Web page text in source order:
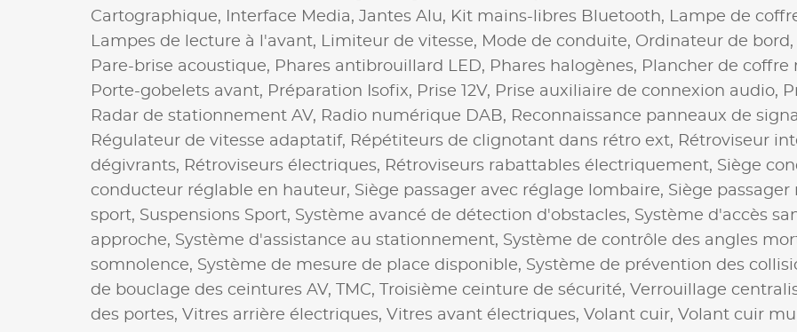
Cartographique,
Interface Media, Jantes Alu, Kit mains-libres Bluetooth, Lampe de
Lampes de lecture à l'avant, Limiteur de vitesse, Mode de conduite, Ordinateur de bord,
Pare-brise acoustique, Phares antibrouillard LED, Phares halogènes, Plancher de coffre
Porte-gobelets avant, Préparation Isofix, Prise 12V, Prise auxiliaire de connexion audio,
Radar de stationnement AV, Radio numérique DAB, Reconnaissance panneaux de
Régulateur de vitesse adaptatif, Répétiteurs de clignotant dans rétro ext, Rétroviseur
dégivrants, Rétroviseurs électriques, Rétroviseurs rabattables électriquement, Siège
conducteur réglable en hauteur, Siège passager avec réglage lombaire, Siège
sport, Suspensions Sport, Système avancé de détection d'obstacles, Système d'accès
approche, Système d'assistance au stationnement, Système de contrôle des angles
somnolence, Système de mesure de place disponible, Système de prévention des
de bouclage des ceintures AV,
TMC, Troisième ceinture de sécurité, Verrouillage
des portes, Vitres arrière électriques, Vitres avant électriques, Volant cuir, Volant cuir